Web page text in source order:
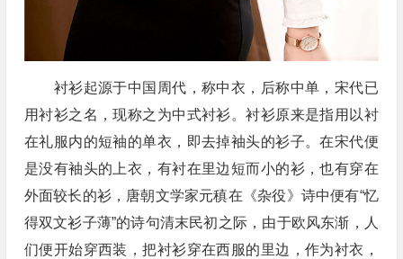
衬衫起源于中国周代，称中衣，后称中单，宋代已
用衬衫之名，现称之为中式衬衫。衬衫原来是指用以衬
在礼服内的短袖的单衣，即去掉袖头的衫子。在宋代便
是没有袖头的上衣，有衬在里边短而小的衫，也有穿在
外面较长的衫，唐朝文学家元稹在《杂役》诗中便有“忆
得双文衫子薄”的诗句清末民初之际，由于欧风东渐，人
们便开始穿西装，把衬衫穿在西服的里边，作为衬衣，